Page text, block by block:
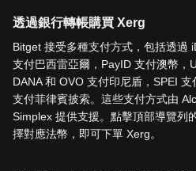
透過銀行轉帳購買 Xerg
Bitget 接受多種支付方式，包括透過
支付巴西雷亞爾，PayID 支付澳幣，
DANA 和 OVO 支付印尼盾，SPEI
支付菲律賓披索。這些支付方式由
Simplex 提供支援。點擊頂部導覽列
擇對應法幣，即可下單 Xerg。